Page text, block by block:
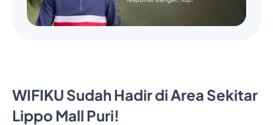
WIFIKU Sudah Hadir di Area Sekitar
Lippo Mall Puri!